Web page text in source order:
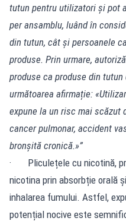
tutun pentru utilizatori și pot
per ansamblu, luând în
din tutun, cât și persoanele
produse. Prin urmare,
produse ca produse din
următoarea afirmație:
expune la un risc mai scăzut
cancer pulmonar, accident
bronșită cronică.»”
· Pliculețele cu nicotină,
nicotina prin absorbție orală
inhalarea fumului. Astfel,
potențial nocive este